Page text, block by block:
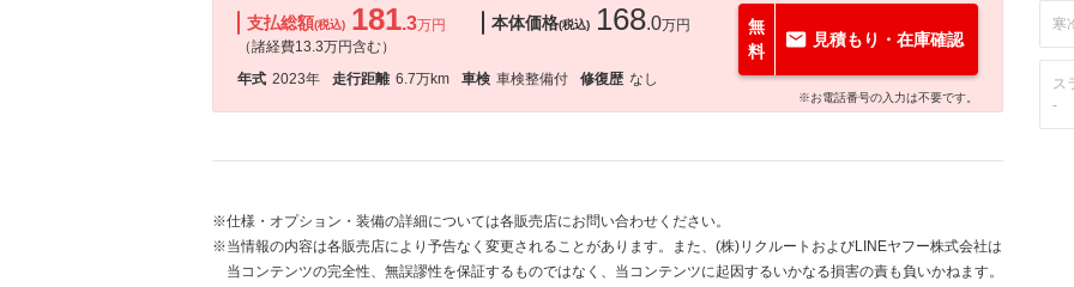
支払総額(税込) 181.3万円
（諸経費13.3万円含む）
本体価格(税込) 168.0万円
年式 2023年 走行距離 6.7万km 車検 車検整備付 修復歴 なし
無
料
見積もり・在庫確認
※お電話番号の入力は不要です。
※仕様・オプション・装備の詳細については各販売店にお問い合わせください。
※当情報の内容は各販売店により予告なく変更されることがあります。また、(株)リクルートおよびLINEヤフー株式会社は
当コンテンツの完全性、無誤謬性を保証するものではなく、当コンテンツに起因するいかなる損害の責も負いかねます。
寒
ス
-